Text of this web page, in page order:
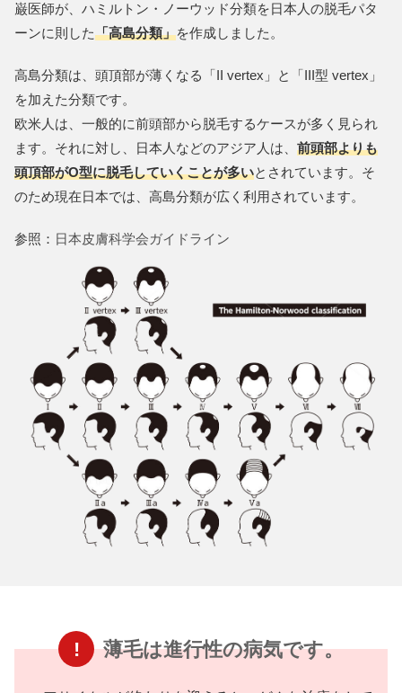
巌医師が、ハミルトン・ノーウッド分類を日本人の脱毛パタ
ーンに則した「高島分類」を作成しました。
高島分類は、頭頂部が薄くなる「II vertex」と「III型 vertex」
を加えた分類です。
欧米人は、一般的に前頭部から脱毛するケースが多く見られ
ます。それに対し、日本人などのアジア人は、 前頭部よりも
頭頂部がO型に脱毛していくことが多いとされています。そ
のため現在日本では、高島分類が広く利用されています。
参照： 日本皮膚科学会ガイドライン
! 薄毛は進行性の病気です。